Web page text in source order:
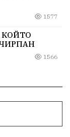
1577
1566